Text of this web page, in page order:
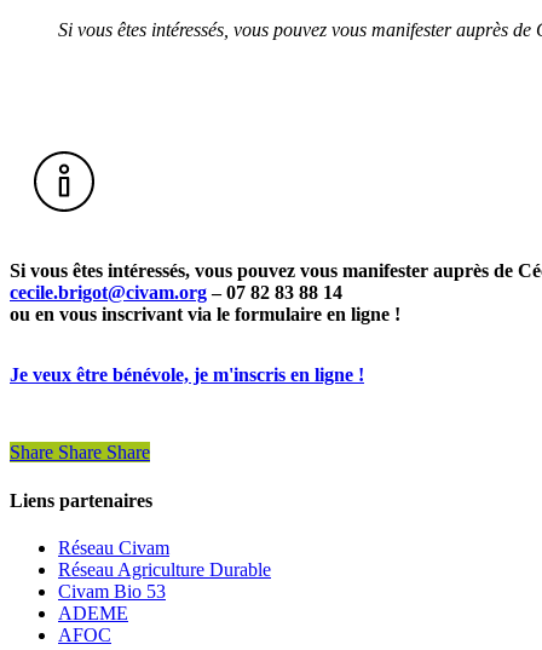
Si vous êtes intéressés, vous pouvez vous manifester auprès
Si vous êtes intéressés, vous pouvez vous manifester auprès de
cecile.brigot@civam.org– 07 82 83 88 14
ou en vous inscrivant via le formulaire en ligne !
Je veux être bénévole, je m'inscris en ligne !
Share Share Share
Liens partenaires
Réseau Civam
Réseau Agriculture Durable
Civam Bio 53
ADEME
AFOC